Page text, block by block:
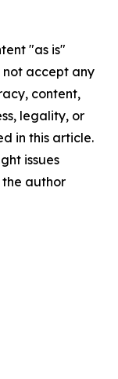
"as is"
accept any
content,
legality, or
in this article.
issues
author